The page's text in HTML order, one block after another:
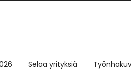
Selaa yrityksiä